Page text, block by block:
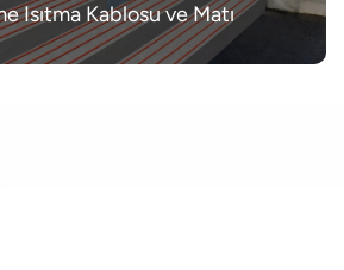
Isıtma Kablosu ve Matı